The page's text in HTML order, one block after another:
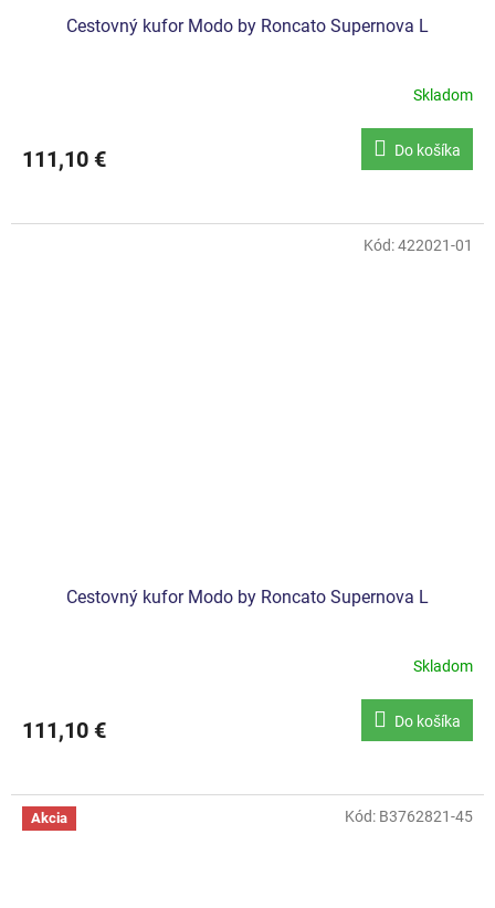
Cestovný kufor Modo by Roncato Supernova L
Skladom
111,10 € Do košíka
Cestovný kufor Modo by Roncato Supernova L
Skladom
111,10 € Do košíka
Kód:422021-01
Akcia Kód: B3762821-45